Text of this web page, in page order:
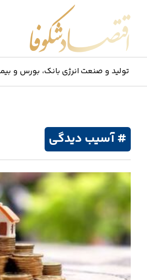
تولید و صنعت انرژی بانک، بورس و
# آسیب دیدگی